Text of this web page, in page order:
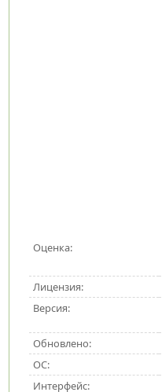
Оценка:
Лицензия:
Версия:
Обновлено:
ОС:
Интерфейс: